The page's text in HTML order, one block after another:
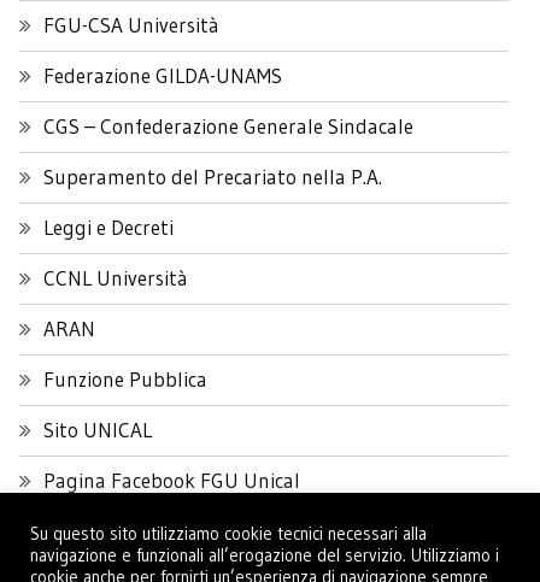
FGU-CSA Università
Federazione GILDA-UNAMS
CGS – Confederazione Generale Sindacale
Superamento del Precariato nella P.A.
Leggi e Decreti
CCNL Università
ARAN
Funzione Pubblica
Sito UNICAL
Pagina Facebook FGU Unical
Su questo sito utilizziamo cookie tecnici necessari alla
navigazione e funzionali all’erogazione del servizio. Utilizziamo i
cookie anche per fornirti un’esperienza di navigazione sempre